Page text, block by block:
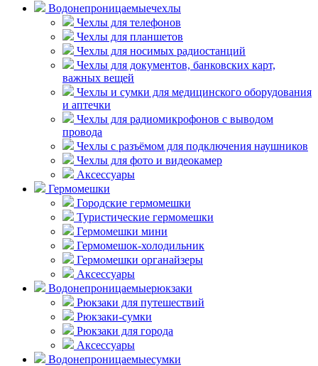
Водонепроницаемыечехлы
Чехлы для телефонов
Чехлы для планшетов
Чехлы для носимых радиостанций
Чехлы для документов, банковских карт,
важных вещей
Чехлы и сумки для медицинского оборудования
и аптечки
Чехлы для радиомикрофонов с выводом
провода
Чехлы с разъёмом для подключения наушников
Чехлы для фото и видеокамер
Аксессуары
Гермомешки
Городские гермомешки
Туристические гермомешки
Гермомешки мини
Гермомешок-холодильник
Гермомешки органайзеры
Аксессуары
Водонепроницаемыерюкзаки
Рюкзаки для путешествий
Рюкзаки-сумки
Рюкзаки для города
Аксессуары
Водонепроницаемыесумки